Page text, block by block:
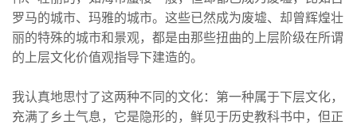
罗马的城市、玛雅的城市。这些已然成为废墟、却曾辉煌壮
丽的特殊的城市和景观，都是由那些扭曲的上层阶级在所谓
的上层文化价值观指导下建造的。
我认真地思忖了这两种不同的文化：第一种属于下层文化，
充满了乡土气息，它是隐形的，鲜见于历史教科书中，但正